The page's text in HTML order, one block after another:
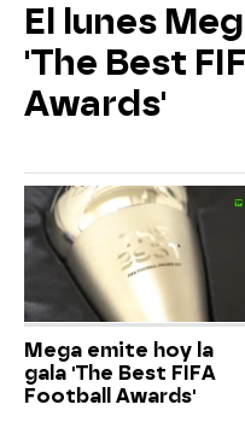
El lunes
'The Best
Awards'
Mega emite hoy la
gala 'The Best FIFA
Football Awards'